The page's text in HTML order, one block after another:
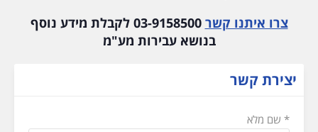
צרו איתנו קשר
03-9158500 לקבלת מידע נוסף
בנושא עבירות מע"מ
יצירת קשר
* שם מלא